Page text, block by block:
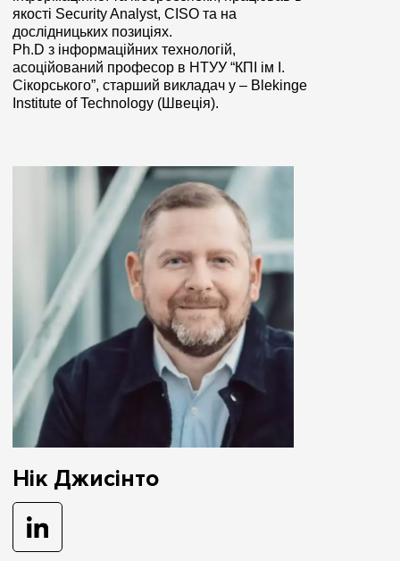
якості Security Analyst, CISO та на
дослідницьких позиціях.
Ph.D з інформаційних технологій,
асоційований професор в НТУУ “КПІ ім І.
Сікорського”, старший викладач у – Blekinge
Institute of Technology (Швеція).
Нік Джисінто